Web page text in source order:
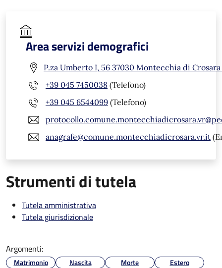
Area servizi demografici
P.za Umberto I, 56 37030 Montecchia di Crosara
+39 045 7450038 (Telefono)
+39 045 6544099 (Telefono)
anagrafe@comune.montecchiadicrosara.vr.it
Strumenti di tutela
Tutela amministrativa
Tutela giurisdizionale
Argomenti:
Matrimonio Nascita Morte Estero